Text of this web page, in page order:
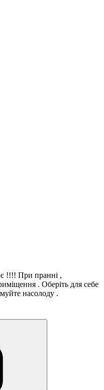
!!!! При пранні ,
. Оберіть для себе
насолоду .